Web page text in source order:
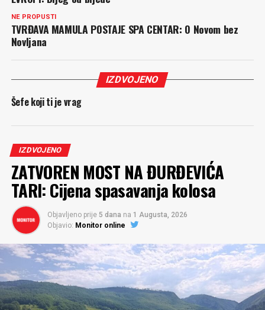
NE PROPUSTI
TVRĐAVA MAMULA POSTAJE SPA CENTAR: O Novom bez
Novljana
IZDVOJENO
Šefe koji ti je vrag
IZDVOJENO
ZATVOREN MOST NA ĐURĐEVIĆA
TARI: Cijena spasavanja kolosa
Objavljeno prije 5 dana na 1 Augusta, 2026
Objavio: Monitor online